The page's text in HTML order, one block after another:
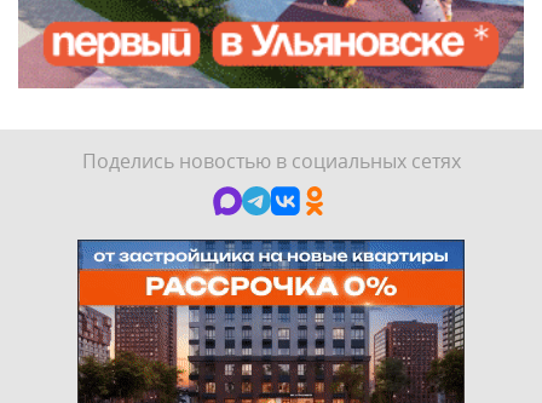
Поделись новостью в социальных сетях